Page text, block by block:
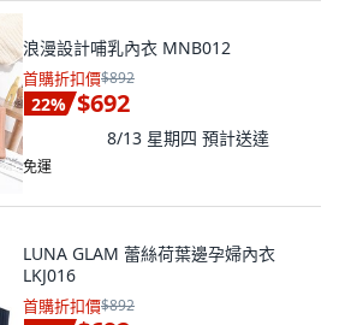
浪漫設計哺乳內衣 MNB012
首購折扣價$892
22% $692
8/13 星期四 預計送達
免運
LUNA GLAM 蕾絲荷葉邊孕婦內衣
LKJ016
首購折扣價$892